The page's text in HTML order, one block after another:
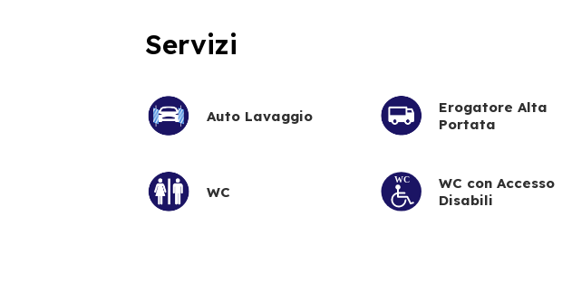
Servizi
Auto Lavaggio
Erogatore Alta
Portata
WC
WC con Accesso
Disabili